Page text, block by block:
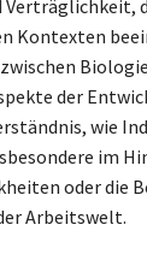
Kontexten
der
wie
im
oder die
Arbeitswelt.